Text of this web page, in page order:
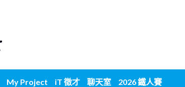
My Project iT 徵才 聊天室 2026 鐵人賽